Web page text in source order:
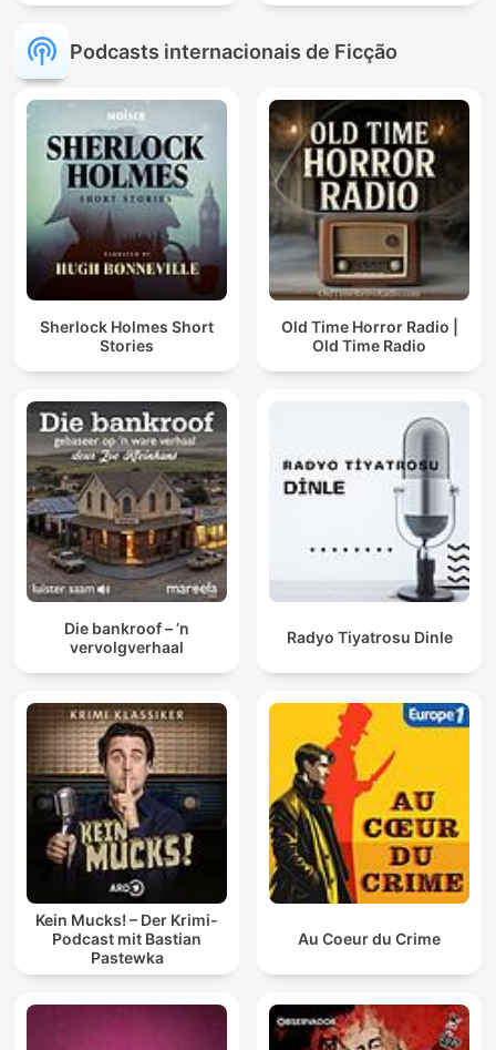
Podcasts internacionais de Ficção
Sherlock Holmes Short
Stories
Old Time Horror Radio |
Old Time Radio
Die bankroof – ’n
vervolgverhaal
Radyo Tiyatrosu Dinle
Kein Mucks! – Der Krimi-
Podcast mit Bastian
Pastewka
Au Coeur du Crime